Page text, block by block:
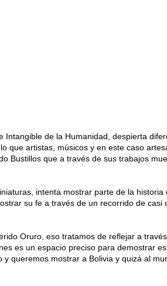
Intangible de la Humanidad, despierta
que artistas, músicos y en este caso
Bustillos que a través de sus trabajos
intenta mostrar parte de la historia
su fe a través de un recorrido de casi
Oruro, eso tratamos de reflejar a
es un espacio preciso para demostrar
queremos mostrar a Bolivia y quizá al